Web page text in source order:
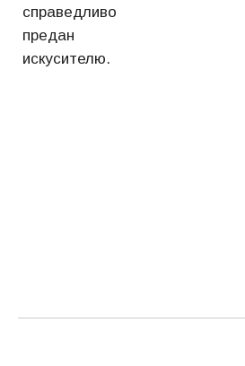
справедливо
предан
искусителю.